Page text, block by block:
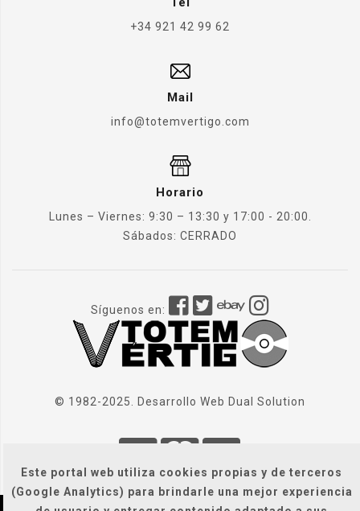
Este portal web utiliza cookies propias y de terceros
(Google Analytics) para brindarle una mejor experiencia
+34 921 42 99 62
Mail
info@totemvertigo.com
Horario
Lunes – Viernes: 9:30 – 13:30 y 17:00 - 20:00.
Sábados: CERRADO
Síguenos en:
© 1982-2025. Desarrollo Web Dual Solution